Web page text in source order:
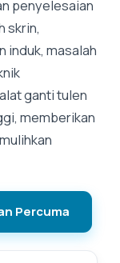
penyelesaian
skrin,
induk, masalah
ganti tulen
memberikan
Percuma